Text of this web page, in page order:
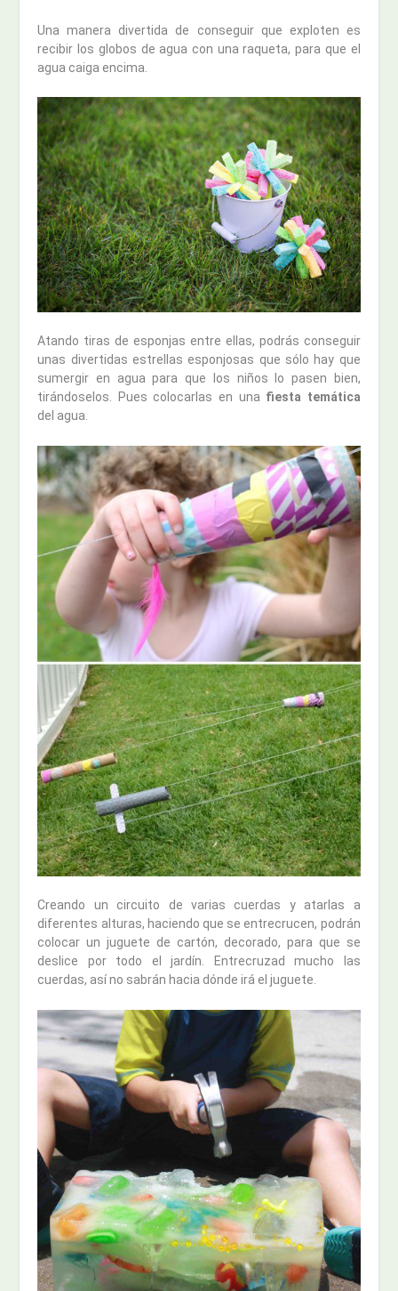
Una manera divertida de conseguir que exploten es
recibir los globos de agua con una raqueta, para que el
agua caiga encima.
Atando tiras de esponjas entre ellas, podrás conseguir
unas divertidas estrellas esponjosas que sólo hay que
sumergir en agua para que los niños lo pasen bien,
tirándoselos. Pues colocarlas en una fiesta temática
del agua.
Creando un circuito de varias cuerdas y atarlas a
diferentes alturas, haciendo que se entrecrucen, podrán
colocar un juguete de cartón, decorado, para que se
deslice por todo el jardín. Entrecruzad mucho las
cuerdas, así no sabrán hacia dónde irá el juguete.